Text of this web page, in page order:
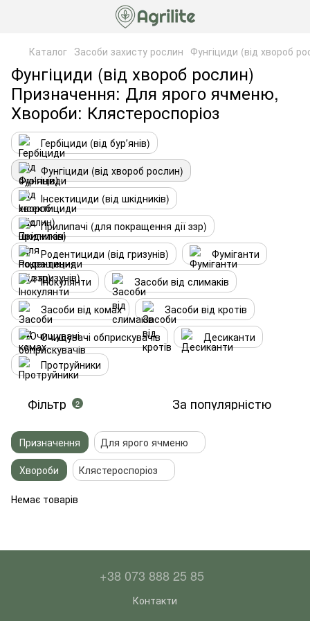
Каталог Засоби захисту рослин Фунгіциди (від хвороб
Фунгіциди (від хвороб рослин)
Призначення: Для ярого ячменю,
Хвороби: Клястероспоріоз
Гербіциди (від бурʼянів)
Фунгіциди (від хвороб рослин)
Інсектициди (від шкідників)
Прилипачі (для покращення дії ззр)
Родентициди (від гризунів)
Фуміганти
Інокулянти
Засоби від слимаків
Засоби від комах
Засоби від кротів
Очищувачі обприскувачів
Десиканти
Протруйники
Фільтр 2 За популярністю
Призначення
Для ярого ячменю
Хвороби
Клястероспоріоз
Немає товарів
+38 073 888 25 85
Контакти